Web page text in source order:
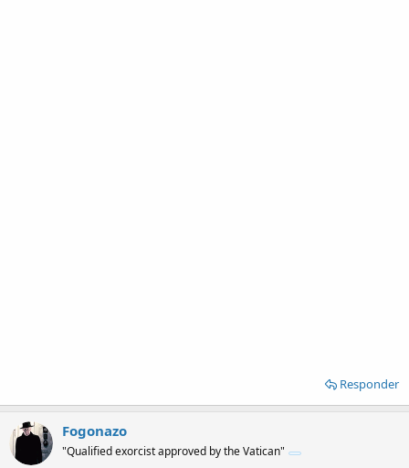
Responder
Fogonazo
"Qualified exorcist approved by the Vatican"